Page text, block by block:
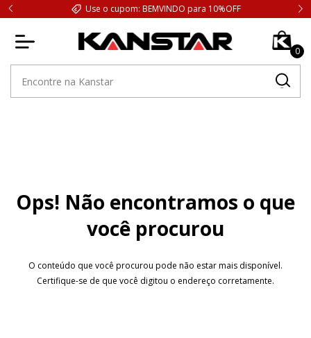
Use o cupom: BEMVINDO para 10%OFF
0
Ops! Não encontramos o que
você procurou
O conteúdo que você procurou pode não estar mais disponível.
Certifique-se de que você digitou o endereço corretamente.